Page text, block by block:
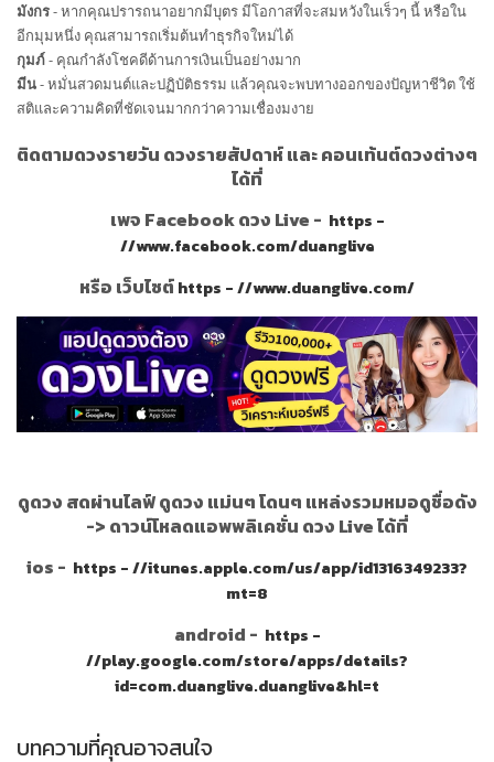
มังกร- หากคุณปรารถนาอยากมีบุตร มีโอกาสที่จะสมหวังในเร็วๆ นี้ หรือใน
อีกมุมหนึ่ง คุณสามารถเริ่มต้นทำธุรกิจใหม่ได้
กุมภ์- คุณกำลังโชคดีด้านการเงินเป็นอย่างมาก
มีน- หมั่นสวดมนต์และปฏิบัติธรรม แล้วคุณจะพบทางออกของปัญหาชีวิต ใช้
สติและความคิดที่ชัดเจนมากกว่าความเชื่องมงาย
ติดตามดวงรายวัน ดวงรายสัปดาห์ และ คอนเท้นต์ดวงต่างๆ
ได้ที่
เพจ Facebook ดวง Live - https -
//www.facebook.com/duanglive
หรือ เว็บไซต์https - //www.duanglive.com/
ดูดวง สดผ่านไลฟ์ ดูดวง แม่นๆ โดนๆ แหล่งรวมหมอดูชื่อดัง
-> ดาวน์โหลดแอพพลิเคชั่น ดวง Live ได้ที่
ios - https - //itunes.apple.com/us/app/id1316349233?
mt=8
android - https -
//play.google.com/store/apps/details?
id=com.duanglive.duanglive&hl=t
บทความที่คุณอาจสนใจ